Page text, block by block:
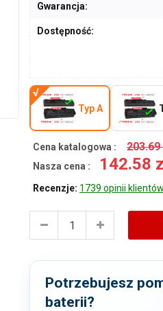
Gwarancja:
Dostępność:
Typ A
Cena katalogowa : 203.69
Nasza cena :
142.58
Recenzje: 1739 opinii
Potrzebujesz
baterii?